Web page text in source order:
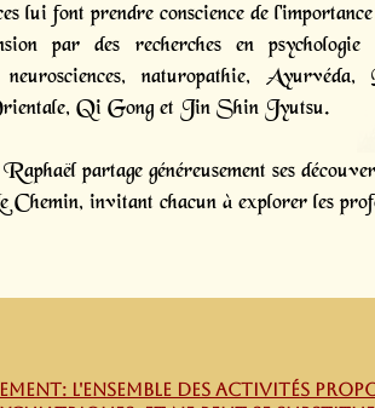
lui font prendre conscience de
par des recherches en
neurosciences, naturopathie,
Qi Gong et Jin Shin Jyutsu.
partage généreusement ses
Chemin, invitant chacun à explorer les
L'ensemble des ACTIVITÉS